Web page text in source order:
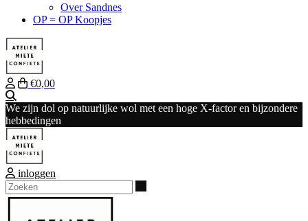
Over Sandnes
OP = OP Koopjes
€0,00
We zijn dol op natuurlijke wol met een hoge X-factor en bijzondere
hebbedingen
inloggen